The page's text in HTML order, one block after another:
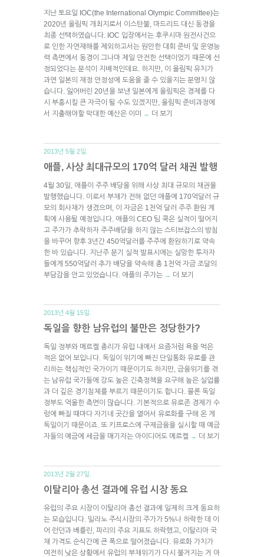
지난 토요일 IOC(the International Olympic Committee)는
2020년 올림픽 개최지로서 이스탄불, 마드리드 대신 동경을
최종 선택하였습니다. IOC 입장에서는 후쿠시마 원전사건으
로 인한 자연재해를 제외하고서는 원만한 대회 준비 및 운영능
력 측면에서 동경이 그나마 제일 안전한 선택이었기 때문에 선
정되었다는 분석이 지배적인데요. 하지만, 이 올림픽 유치가
과연 일본의 재정 안정성에 도움을 줄 수 있을지는 분명치 않
습니다. 잃어버린 20년을 보낸 일본에게 올림픽은 경제를 다
시 부흥시킬 큰 자극이 될 수도 있겠지만, 올림픽 준비과정에
서 지출해야할 막대한 예산은 이미
→ 더 보기
2013년 5월 2일.
애플, 사상 최대규모의 170억 달러 채권 발행
4월 30일, 애플이 주주 배당을 위해 사상 최대 규모의 채권을
발행했습니다. 이로서 부채가 전혀 없던 애플에 170억달러 규
모의 회사채가 생겼으며, 이 자금은 1천억 달러 주주 환원 계
획에 사용될 예정입니다. 애플의 CEO 팀 쿡은 실적이 떨어지
고 주가가 추락하자 주주배당을 하지 않는 스티브잡스의 방침
을 바꾸어 향후 3년간 450억달러를 주주에 환원하기로 약속
한 바 있습니다. 지난주 분기 실적 발표시에는 실망한 투자자
들에게 550억달러 추가 배당을 약속해 총 1천억 자금 조달의
부담감을 안고 있었습니다. 애플의 주가는 → 더 보기
2013년 4월 15일.
독일을 향한 남유럽의 불만은 정당한가?
독일 정부와 메르켈 총리가 유럽 내에서 요즘처럼 욕을 먹은
적은 없어 보입니다. 독일이 위기에 빠진 단일통화 유로를 관
리하는 핵심적인 국가이기 때문이기도 하지만, 금융위기를 겪
는 남유럽 국가들에 강도 높은 긴축정책을 요구해 높은 실업률
과 더 깊은 경기침체를 부르기 때문이기도 합니다. 물론 독일
정부도 억울한 측면이 많습니다. 기본적으로 유로존 경제가 수
렁에 빠질 때마다 자기네 곳간을 열어서 유로화를 구해 온 게
독일이기 때문이죠. 또 키프로스에 구제금융을 실시할 때 예금
자들의 예금에 세금을 매기자는 아이디어도 메르켈 → 더 보기
2013년 2월 27일.
이탈리아 총선 결과에 유럽 시장 동요
유럽의 주요 시장이 이탈리아 총선 결과에 일제히 크게 동요하
는 모습입니다. 밀라노 주식시장의 주가가 5%나 하락한 데 이
어 런던과 베를린, 파리의 주요 지표도 하락했고, 이탈리아 국
채 가격도 순식간에 큰 폭으로 떨어졌습니다. 유로화 가치가
여전히 낮은 상황에서 유럽의 부채위기가 다시 불거지는 거 아